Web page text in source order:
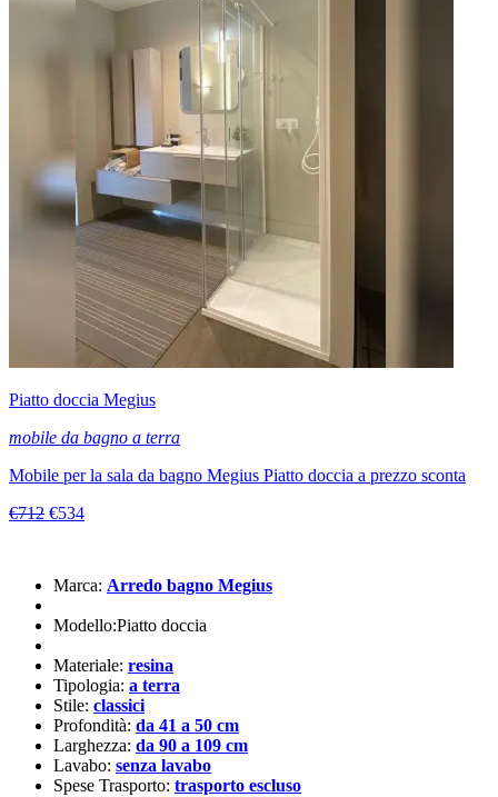
Piatto doccia Megius
mobile da bagno a terra
Mobile per la sala da bagno Megius Piatto doccia a prezzo sconta
€712 €534
Marca: Arredo bagno Megius
Modello:Piatto doccia
Materiale: resina
Tipologia: a terra
Stile: classici
Profondità: da 41 a 50 cm
Larghezza: da 90 a 109 cm
Lavabo: senza lavabo
Spese Trasporto: trasporto escluso